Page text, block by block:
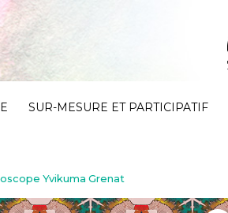
SUR-MESURE ET PARTICIPATIF
Yvikuma Grenat